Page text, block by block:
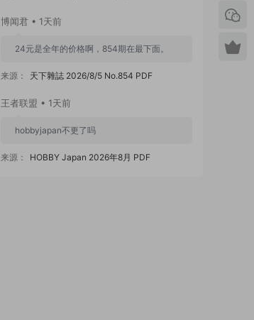
博闻君 • 1天前
24元是全年的价格啊，854期在最下面。
来源： 天下雜誌 2026/8/5 No.854 PDF
王者联盟 • 1天前
hobbyjapan不更了吗
来源： HOBBY Japan 2026年8月 PDF